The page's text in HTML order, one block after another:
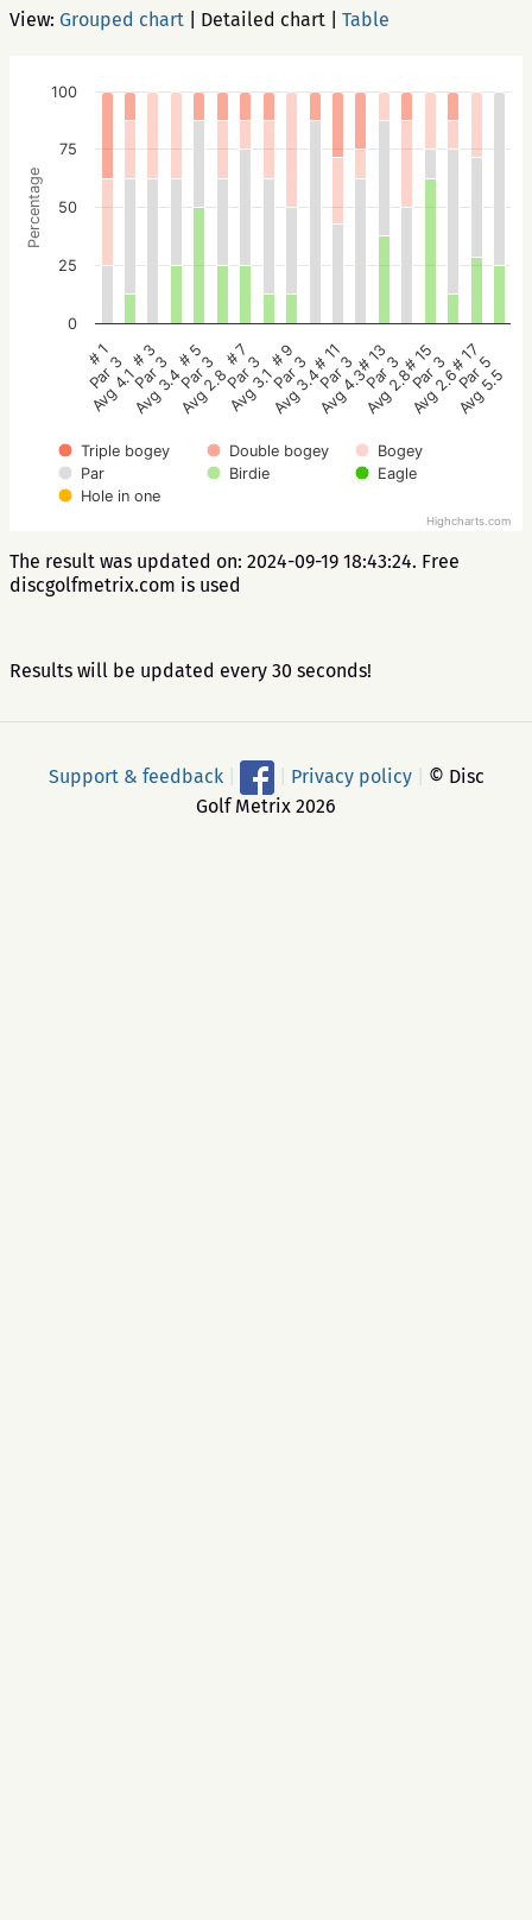
View: Grouped chart Detailed chart Table
Percentage
Triple bogey Double bogey
Bogey
Par
Birdie
Eagle
Hole in one
# 1
Par 3
Avg 4.1
# 3
Par 3
Avg 3.4
# 5
Par 3
Avg 2.8
# 7
Par 3
Avg 3.1
# 9
Par 3
Avg 3.4
# 11
Par 3
Avg 4.3
# 13
Par 3
Avg 2.8
# 15
Par 3
Avg 2.6
# 17
Par 5
Avg 5.5
0
25
50
75
100
Highcharts.com
The result was updated on: 2024-09-19 18:43:24. Free
discgolfmetrix.com is used
Results will be updated every 30 seconds!
Support & feedback Privacy policy
© Disc
Golf Metrix 2026